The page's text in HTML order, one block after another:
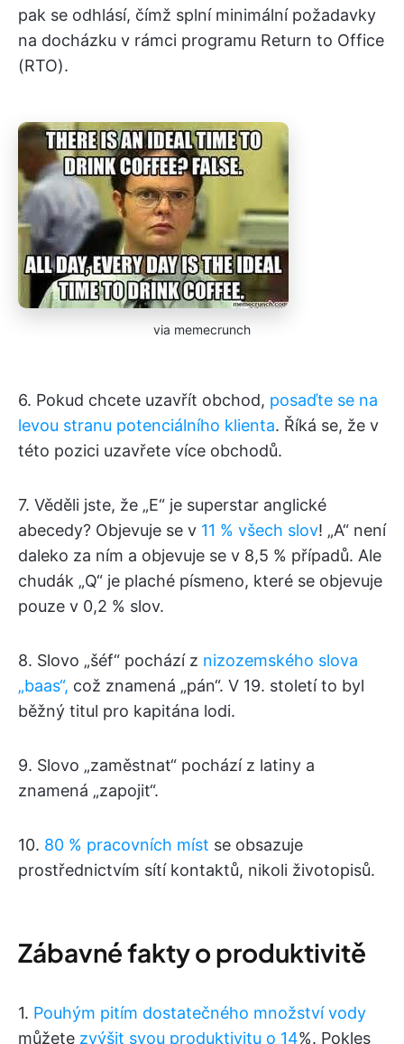
pak se odhlásí, čímž splní minimální požadavky
na docházku v rámci programu Return to Office
(RTO).
via memecrunch
6. Pokud chcete uzavřít obchod, posaďte se na
levou stranu potenciálního klienta. Říká se, že v
této pozici uzavřete více obchodů.
7. Věděli jste, že „E“ je superstar anglické
abecedy? Objevuje se v 11 % všech slov! „A“ není
daleko za ním a objevuje se v 8,5 % případů. Ale
chudák „Q“ je plaché písmeno, které se objevuje
pouze v 0,2 % slov.
8. Slovo „šéf“ pochází z nizozemského slova
„baas“, což znamená „pán“. V 19. století to byl
běžný titul pro kapitána lodi.
9. Slovo „zaměstnat“ pochází z latiny a
znamená „zapojit“.
10. 80 % pracovních míst se obsazuje
prostřednictvím sítí kontaktů, nikoli životopisů.
Zábavné fakty o produktivitě
1. Pouhým pitím dostatečného množství vody
můžete zvýšit svou produktivitu o 14%. Pokles